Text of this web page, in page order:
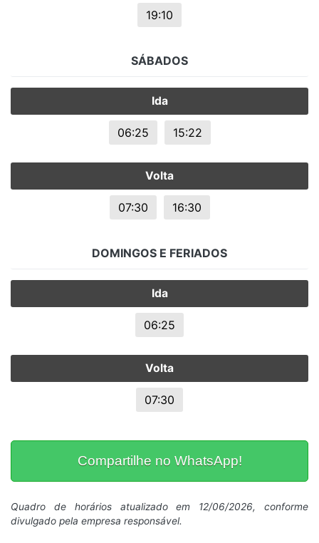
19:10
SÁBADOS
Ida
06:25 15:22
Volta
07:30 16:30
DOMINGOS E FERIADOS
Ida
06:25
Volta
07:30
Compartilhe no WhatsApp!
Quadro de horários atualizado em 12/06/2026, conforme
divulgado pela empresa responsável.